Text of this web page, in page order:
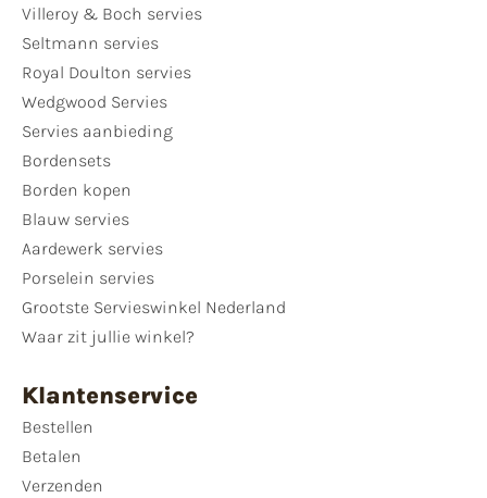
Villeroy & Boch servies
Seltmann servies
Royal Doulton servies
Wedgwood Servies
Servies aanbieding
Bordensets
Borden kopen
Blauw servies
Aardewerk servies
Porselein servies
Grootste Servieswinkel Nederland
Waar zit jullie winkel?
Klantenservice
Bestellen
Betalen
Verzenden